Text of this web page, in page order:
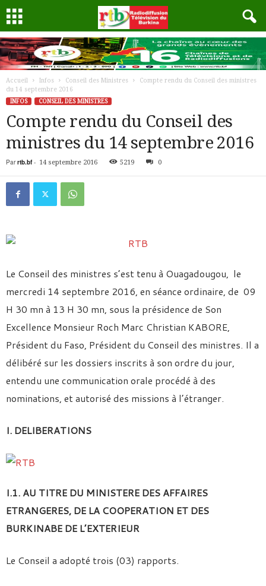
Accueil Infos Conseil des Ministres
Compte rendu du Conseil des ministres
du 14 septembre 2016
INFOS
CONSEIL DES MINISTRES
Compte rendu du Conseil des
ministres du 14 septembre 2016
Par rtb.bf- 14 septembre 2016 5219 0
Le Conseil des ministres s’est tenu à Ouagadougou, le
mercredi 14 septembre 2016, en séance ordinaire, de 09
H 30 mn à 13 H 30 mn, sous la présidence de Son
Excellence Monsieur Roch Marc Christian KABORE,
Président du Faso, Président du Conseil des ministres. Il a
délibéré sur les dossiers inscrits à son ordre du jour,
entendu une communication orale procédé à des
nominations, et autorisé des missions à l’étranger.
I. DELIBERATIONS
I.1. AU TITRE DU MINISTERE DES AFFAIRES
ETRANGERES, DE LA COOPERATION ET DES
BURKINABE DE L’EXTERIEUR
Le Conseil a adopté trois (03) rapports.